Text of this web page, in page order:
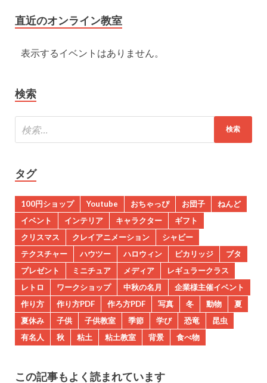
直近のオンライン教室
表示するイベントはありません。
検索
タグ
100円ショップ Youtube おちゃっぴ お団子
ねんど
イベント
インテリア キャラクター
ギフト
クリスマス
クレイアニメーション
シャビー
テクスチャー
ハウツー ハロウィン ピカリッジ
ブタ
プレゼント
ミニチュア メディア
レギュラークラス
レトロ
ワークショップ 中秋の名月
企業様主催イベント
作り方
作り方PDF 作ろ方PDF 写真 冬 動物
夏
夏休み
子供 子供教室 季節 学び 恐竜
昆虫
有名人
秋 粘土 粘土教室 背景 食べ物
この記事もよく読まれています